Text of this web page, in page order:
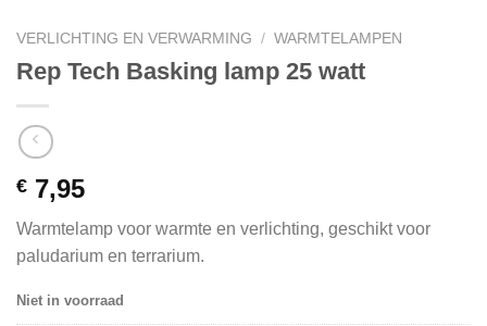
VERLICHTING EN VERWARMING / WARMTELAMPEN
Rep Tech Basking lamp 25 watt
€ 7,95
Warmtelamp voor warmte en verlichting, geschikt voor
paludarium en terrarium.
Niet in voorraad